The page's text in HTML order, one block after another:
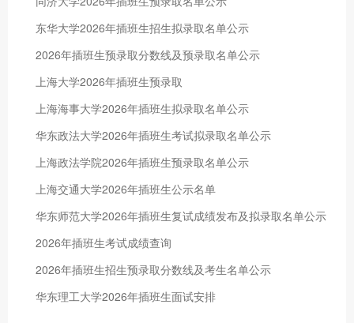
东华大学2026年插班生招生拟录取名单公示
2026年插班生预录取分数线及预录取名单公示
上海大学2026年插班生预录取
上海海事大学2026年插班生拟录取名单公示
华东政法大学2026年插班生考试拟录取名单公示
上海政法学院2026年插班生预录取名单公示
上海交通大学2026年插班生公示名单
华东师范大学2026年插班生复试成绩发布及拟录取名单公示
2026年插班生考试成绩查询
2026年插班生招生预录取分数线及考生名单公示
华东理工大学2026年插班生面试安排